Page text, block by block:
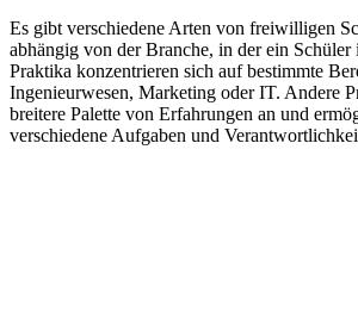
Es gibt verschiedene Arten von freiwilligen
abhängig von der Branche, in der ein Schüler
Praktika konzentrieren sich auf bestimmte
Ingenieurwesen, Marketing oder IT. Andere
breitere Palette von Erfahrungen an und
verschiedene Aufgaben und